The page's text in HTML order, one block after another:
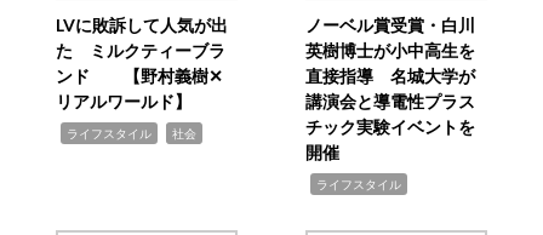
LVに敗訴して人気が出
た ミルクティーブラ
ンド 【野村義樹✕
リアルワールド】
ライフスタイル 社会
ノーベル賞受賞・白川
英樹博士が小中高生を
直接指導 名城大学が
講演会と導電性プラス
チック実験イベントを
開催
ライフスタイル